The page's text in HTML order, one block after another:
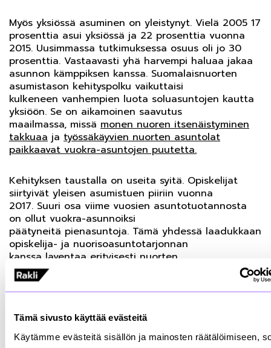
Tämä sivusto käyttää evästeitä
Käytämme evästeitä sisällön ja mainosten räätälöimiseen,
Myös yksiössä asuminen on yleistynyt. Vielä 2005 17
prosenttia asui yksiössä ja 22 prosenttia vuonna
2015. Uusimmassa tutkimuksessa osuus oli jo 30
prosenttia. Vastaavasti yhä harvempi haluaa jakaa
asunnon kämppiksen kanssa. Suomalaisnuorten
asumistason kehityspolku vaikuttaisi
kulkeneen vanhempien luota soluasuntojen kautta
yksiöön. Se on aikamoinen saavutus
maailmassa, missä monen nuoren itsenäistyminen
takkuaa ja työssäkäyvien nuorten asuntolat
paikkaavat vuokra-asuntojen puutetta.
Kehityksen taustalla on useita syitä. Opiskelijat
siirtyivät yleisen asumistuen piiriin vuonna
2017. Suuri osa viime vuosien asuntotuotannosta
on ollut vuokra-asunnoiksi
päätyneitä pienasuntoja. Tämä yhdessä laadukkaan
opiskelija- ja nuorisoasuntotarjonnan
kanssa laventaa erityisesti nuorten
asumismahdollisuuksia, sillä vuokrayksiössä
asuutilastokeskuksen mukaan
aikuinen.
Pienasuntopainotteinen asuntotuotanto vaikuttaisi
parantaneen nuorten asumismahdollisuuksia, mikä